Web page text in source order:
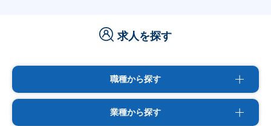
求人を探す
職種から探す
業種から探す